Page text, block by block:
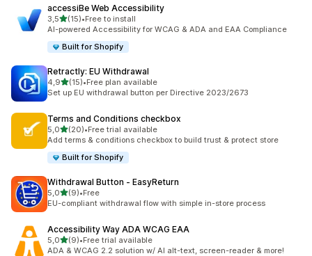
accessiBe Web Accessibility
3,5/ 5 tähteä
(15)
15 arvostelua yhteensä
•Free to install
AI-powered Accessibility for WCAG & ADA and EAA Compliance
Built for Shopify
Retractly: EU Withdrawal
4,9/ 5 tähteä
(15)
15 arvostelua yhteensä
•Free plan available
Set up EU withdrawal button per Directive 2023/2673
Terms and Conditions checkbox
5,0/ 5 tähteä
(20)
20 arvostelua yhteensä
•Free trial available
Add terms & conditions checkbox to build trust & protect store
Built for Shopify
Withdrawal Button ‑ EasyReturn
5,0/ 5 tähteä
(9)
9 arvostelua yhteensä
•Free
EU-compliant withdrawal flow with simple in-store process
Accessibility Way ADA WCAG EAA
5,0/ 5 tähteä
(9)
9 arvostelua yhteensä
•Free trial available
ADA & WCAG 2.2 solution w/ AI alt-text, screen-reader & more!